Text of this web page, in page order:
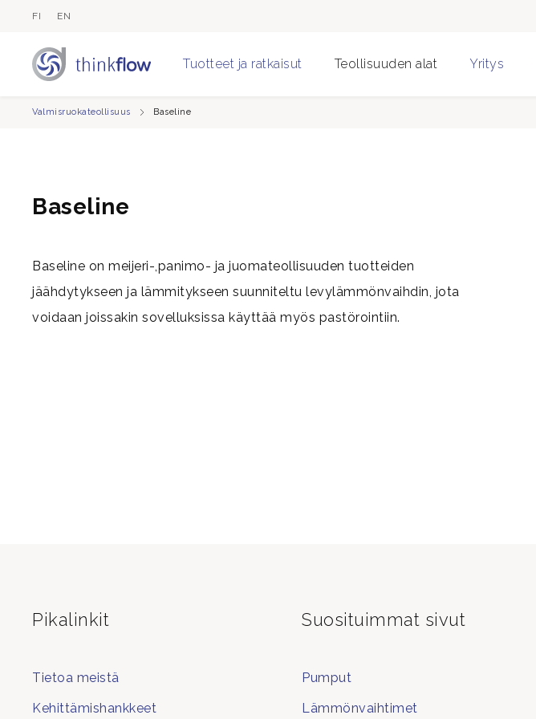
FI EN
Tuotteet ja ratkaisut Teollisuuden alat Yritys
Valmisruokateollisuus Baseline
Baseline
Baseline on meijeri-,panimo- ja juomateollisuuden tuotteiden
jäähdytykseen ja lämmitykseen suunniteltu levylämmönvaihdin, jota
voidaan joissakin sovelluksissa käyttää myös pastörointiin.
Pikalinkit
Tietoa meistä
Kehittämishankkeet
Suosituimmat sivut
Pumput
Lämmönvaihtimet